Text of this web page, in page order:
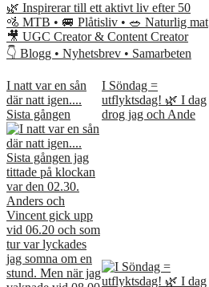
🌿 Inspirerar till ett aktivt liv efter 50
🚵 MTB • 🚐 Plåtisliv • 🥗 Naturlig mat
🎥 UGC Creator & Content Creator
👇 Blogg • Nyhetsbrev • Samarbeten
I natt var en sån
där natt igen....
Sista gången
I Söndag =
utflyktsdag! 🌿 I dag
drog jag och Ande